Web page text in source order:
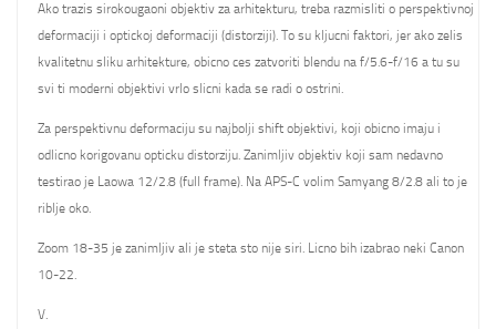
Ako trazis sirokougaoni objektiv za arhitekturu, treba razmisliti o perspektivnoj
deformaciji i optickoj deformaciji (distorziji). To su kljucni faktori, jer ako zelis
kvalitetnu sliku arhitekture, obicno ces zatvoriti blendu na f/5.6-f/16 a tu su
svi ti moderni objektivi vrlo slicni kada se radi o ostrini.
Za perspektivnu deformaciju su najbolji shift objektivi, koji obicno imaju i
odlicno korigovanu opticku distorziju. Zanimljiv objektiv koji sam nedavno
testirao je Laowa 12/2.8 (full frame). Na APS-C volim Samyang 8/2.8 ali to je
riblje oko.
Zoom 18-35 je zanimljiv ali je steta sto nije siri. Licno bih izabrao neki Canon
10-22.
V.